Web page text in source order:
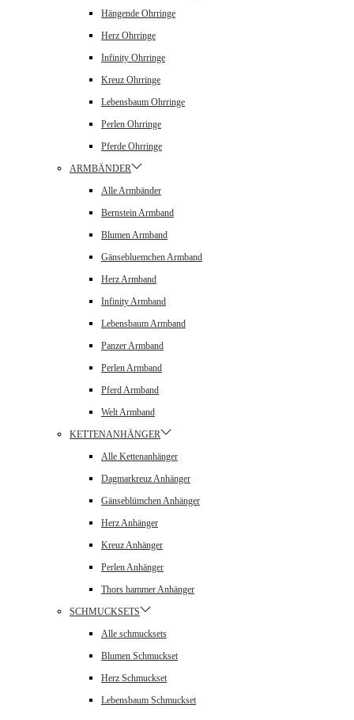
Hängende Ohrringe
Herz Ohrringe
Infinity Ohrringe
Kreuz Ohrringe
Lebensbaum Ohrringe
Perlen Ohrringe
Pferde Ohrringe
ARMBÄNDER
Alle Armbänder
Bernstein Armband
Blumen Armband
Gänsebluemchen Armband
Herz Armband
Infinity Armband
Lebensbaum Armband
Panzer Armband
Perlen Armband
Pferd Armband
Welt Armband
KETTENANHÄNGER
Alle Kettenanhänger
Dagmarkreuz Anhänger
Gänseblümchen Anhänger
Herz Anhänger
Kreuz Anhänger
Perlen Anhänger
Thors hammer Anhänger
SCHMUCKSETS
Alle schmucksets
Blumen Schmuckset
Herz Schmuckset
Lebensbaum Schmuckset